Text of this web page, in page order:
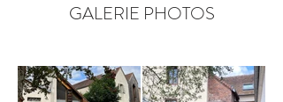
GALERIE PHOTOS